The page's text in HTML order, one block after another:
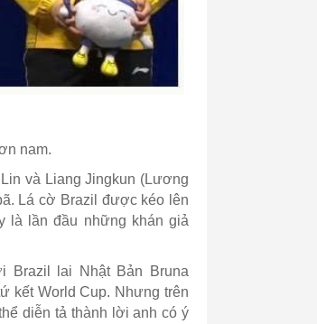
nam.
và Liang Jingkun (Lương
Lá cờ Brazil được kéo lên
là lần đầu những khán giả
Brazil lai Nhật Bản Bruna
kết World Cup. Nhưng trên
diễn tả thành lời anh có ý